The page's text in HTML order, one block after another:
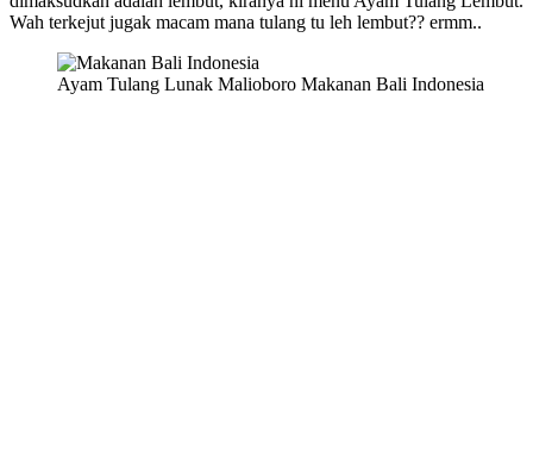
Wah terkejut jugak macam mana tulang tu leh lembut?? ermm..
Ayam Tulang Lunak Malioboro Makanan Bali Indonesia